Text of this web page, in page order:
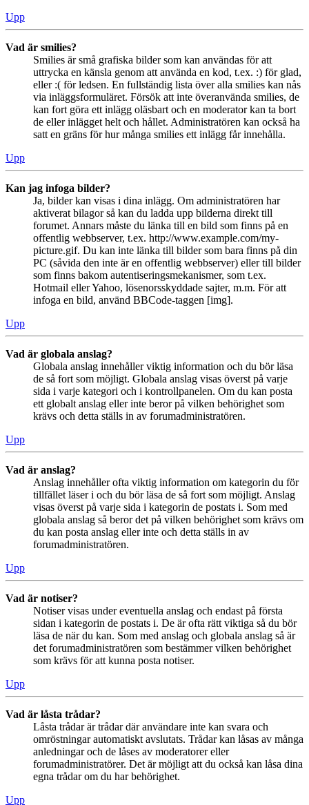
Upp
Vad är smilies?
Smilies är små grafiska bilder som kan användas för att
uttrycka en känsla genom att använda en kod, t.ex. :) för glad,
eller :( för ledsen. En fullständig lista över alla smilies kan nås
via inläggsformuläret. Försök att inte överanvända smilies, de
kan fort göra ett inlägg oläsbart och en moderator kan ta bort
de eller inlägget helt och hållet. Administratören kan också ha
satt en gräns för hur många smilies ett inlägg får innehålla.
Upp
Kan jag infoga bilder?
Ja, bilder kan visas i dina inlägg. Om administratören har
aktiverat bilagor så kan du ladda upp bilderna direkt till
forumet. Annars måste du länka till en bild som finns på en
offentlig webbserver, t.ex. http://www.example.com/my-
picture.gif. Du kan inte länka till bilder som bara finns på din
PC (såvida den inte är en offentlig webbserver) eller till bilder
som finns bakom autentiseringsmekanismer, som t.ex.
Hotmail eller Yahoo, lösenorsskyddade sajter, m.m. För att
infoga en bild, använd BBCode-taggen [img].
Upp
Vad är globala anslag?
Globala anslag innehåller viktig information och du bör läsa
de så fort som möjligt. Globala anslag visas överst på varje
sida i varje kategori och i kontrollpanelen. Om du kan posta
ett globalt anslag eller inte beror på vilken behörighet som
krävs och detta ställs in av forumadministratören.
Upp
Vad är anslag?
Anslag innehåller ofta viktig information om kategorin du för
tillfället läser i och du bör läsa de så fort som möjligt. Anslag
visas överst på varje sida i kategorin de postats i. Som med
globala anslag så beror det på vilken behörighet som krävs om
du kan posta anslag eller inte och detta ställs in av
forumadministratören.
Upp
Vad är notiser?
Notiser visas under eventuella anslag och endast på första
sidan i kategorin de postats i. De är ofta rätt viktiga så du bör
läsa de när du kan. Som med anslag och globala anslag så är
det forumadministratören som bestämmer vilken behörighet
som krävs för att kunna posta notiser.
Upp
Vad är låsta trådar?
Låsta trådar är trådar där användare inte kan svara och
omröstningar automatiskt avslutats. Trådar kan låsas av många
anledningar och de låses av moderatorer eller
forumadministratörer. Det är möjligt att du också kan låsa dina
egna trådar om du har behörighet.
Upp